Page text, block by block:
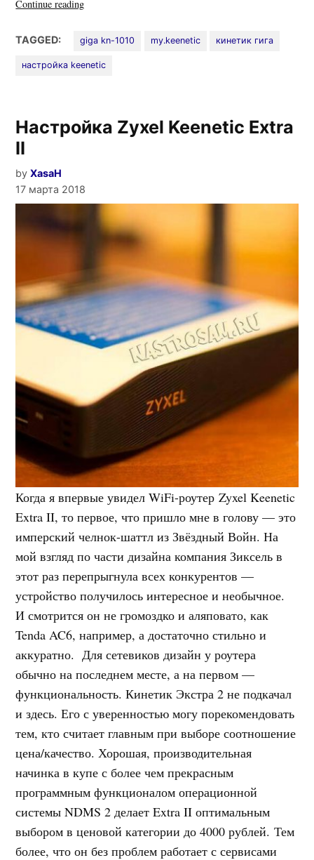
Continue reading«Настройка
Keenetic
KN-
TAGGED: giga kn-1010 my.keenetic кинетик гига
настройка keenetic
Настройка Zyxel Keenetic Extra
II
by XasaH
17 марта 2018
Когда я впервые увидел WiFi-роутер Zyxel Keenetic
Extra II, то первое, что пришло мне в голову — это
имперский челнок-шаттл из Звёздный Войн. На
мой взгляд по части дизайна компания Зиксель в
этот раз перепрыгнула всех конкурентов —
устройство получилось интересное и необычное.
И смотрится он не громоздко и аляповато, как
Tenda AC6, например, а достаточно стильно и
аккуратно. Для сетевиков дизайн у роутера
обычно на последнем месте, а на первом —
функциональность. Кинетик Экстра 2 не подкачал
и здесь. Его с уверенностью могу порекомендовать
тем, кто считает главным при выборе соотношение
цена/качество. Хорошая, производительная
начинка в купе с более чем прекрасным
программным функционалом операционной
системы NDMS 2 делает Extra II оптимальным
выбором в ценовой категории до 4000 рублей. Тем
более, что он без проблем работает с сервисами